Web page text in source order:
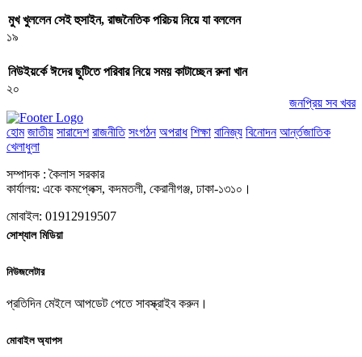
মুখ খুললেন সেই হুসাইন, রাজনৈতিক পরিচয় নিয়ে যা বললেন
১৯
নিউইয়র্কে ঈদের ছুটিতে পরিবার নিয়ে সময় কাটাচ্ছেন রুনা খান
২০
জনপ্রিয় সব খবর
হোম জাতীয় সারাদেশ রাজনীতি সংগঠন অপরাধ শিক্ষা বানিজ্য বিনোদন আর্ন্তজাতিক
খেলাধুলা
সম্পাদক : কৈলাস সরকার
কার্যালয়: একে কমপ্লেক্স, কদমতলী, কেরানীগঞ্জ, ঢাকা-১৩১০।
মোবাইল: 01912919507
সোশ্যাল মিডিয়া
নিউজলেটার
প্রতিদিন মেইলে আপডেট পেতে সাবস্ক্রাইব করুন।
মোবাইল অ্যাপস